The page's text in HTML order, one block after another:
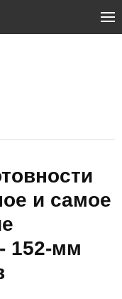
и самое
152-мм